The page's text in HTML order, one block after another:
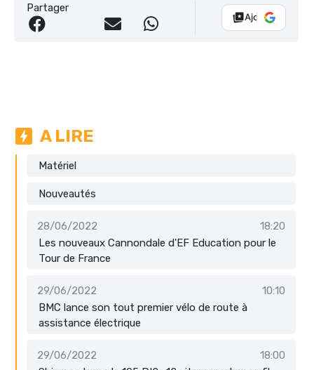
Partager
Ajouter Vélo
A LIRE
Matériel
Nouveautés
28/06/2022
18:20
Les nouveaux Cannondale d'EF Education pour le
Tour de France
29/06/2022
10:10
BMC lance son tout premier vélo de route à
assistance électrique
29/06/2022
18:00